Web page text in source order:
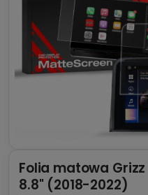
Folia matowa Grizz
8.8" (2018-2022)